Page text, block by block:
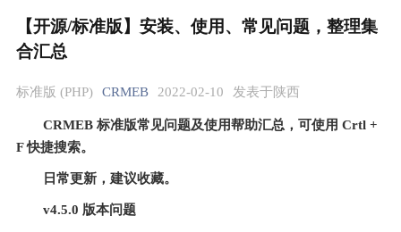
【开源/标准版】安装、使用、常见问题，整理集
合汇总
标准版 (PHP) CRMEB 2022-02-10 发表于陕西
CRMEB 标准版常见问题及使用帮助汇总，可使用 Crtl +
F 快捷搜索。
日常更新，建议收藏。
v4.5.0 版本问题